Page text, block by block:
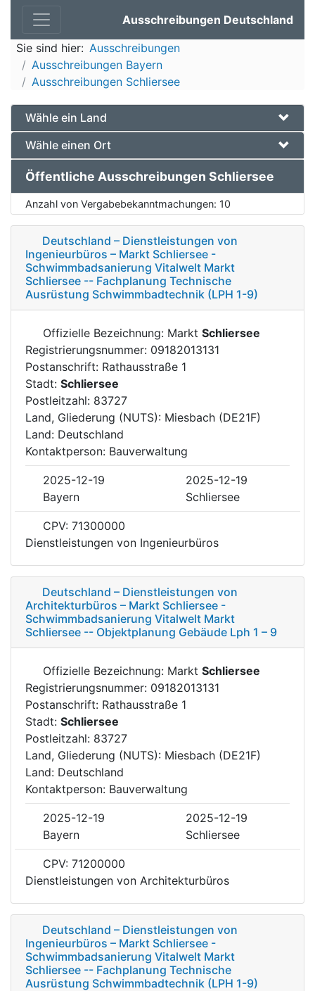
Ausschreibungen Deutschland
Sie sind hier: Ausschreibungen
Ausschreibungen Bayern
Ausschreibungen Schliersee
Wähle ein Land
Wähle einen Ort
Öffentliche Ausschreibungen Schliersee
Anzahl von Vergabebekanntmachungen: 10
Deutschland – Dienstleistungen von
Ingenieurbüros – Markt Schliersee -
Schwimmbadsanierung Vitalwelt Markt
Schliersee -- Fachplanung Technische
Ausrüstung Schwimmbadtechnik (LPH 1-9)
Offizielle Bezeichnung: Markt Schliersee
Registrierungsnummer: 09182013131
Postanschrift: Rathausstraße 1
Stadt: Schliersee
Postleitzahl: 83727
Land, Gliederung (NUTS): Miesbach (DE21F)
Land: Deutschland
Kontaktperson: Bauverwaltung
2025-12-19
2025-12-19
Bayern
Schliersee
CPV: 71300000
Dienstleistungen von Ingenieurbüros
Deutschland – Dienstleistungen von
Architekturbüros – Markt Schliersee -
Schwimmbadsanierung Vitalwelt Markt
Schliersee -- Objektplanung Gebäude Lph 1 – 9
Offizielle Bezeichnung: Markt Schliersee
Registrierungsnummer: 09182013131
Postanschrift: Rathausstraße 1
Stadt: Schliersee
Postleitzahl: 83727
Land, Gliederung (NUTS): Miesbach (DE21F)
Land: Deutschland
Kontaktperson: Bauverwaltung
2025-12-19
2025-12-19
Bayern
Schliersee
CPV: 71200000
Dienstleistungen von Architekturbüros
Deutschland – Dienstleistungen von
Ingenieurbüros – Markt Schliersee -
Schwimmbadsanierung Vitalwelt Markt
Schliersee -- Fachplanung Technische
Ausrüstung Schwimmbadtechnik (LPH 1-9)